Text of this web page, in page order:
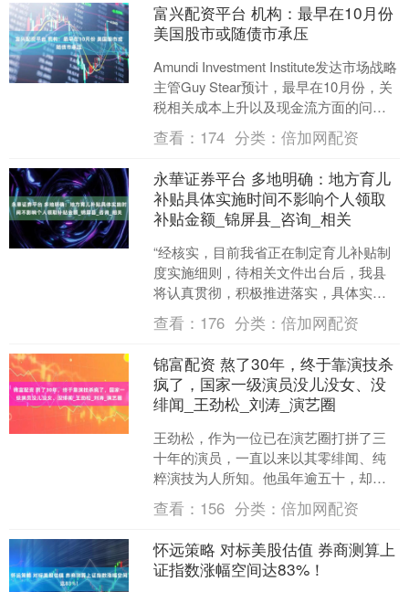
富兴配资平台 机构：最早在10月份
美国股市或随债市承压
Amundi Investment Institute发达市场战略
主管Guy Stear预计，最早在10月份，关
税相关成本上升以及现金流方面的问题
就将推动高收益....
查看： 174 分类：倍加网配资
永華证券平台 多地明确：地方育儿
补贴具体实施时间不影响个人领取
补贴金额_锦屏县_咨询_相关
“经核实，目前我省正在制定育儿补贴制
度实施细则，待相关文件出台后，我县
将认真贯彻，积极推进落实，具体实施
时间不影响个人领取的育儿补贴金额，
请耐心等待！” 日前，....
查看： 176 分类：倍加网配资
锦富配资 熬了30年，终于靠演技杀
疯了，国家一级演员没儿没女、没
绯闻_王劲松_刘涛_演艺圈
王劲松，作为一位已在演艺圈打拼了三
十年的演员，一直以来以其零绯闻、纯
粹演技为人所知。他虽年逾五十，却始
终没有成家立业，堪称娱乐圈少数几位
真正无私生活曝光的演员之....
查看： 156 分类：倍加网配资
怀远策略 对标美股估值 券商测算上
证指数涨幅空间达83%！